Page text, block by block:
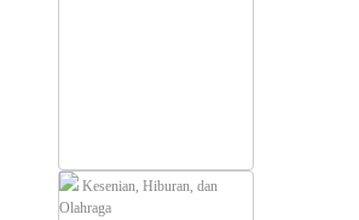
Kesenian, Hiburan, dan
Olahraga